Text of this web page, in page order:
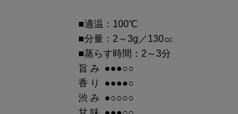
■適温：100℃
■分量：2～3g／130㏄
■蒸らす時間：2～3分
旨 み ●●●○○
香 り ●●●●○
渋 み ●○○○○